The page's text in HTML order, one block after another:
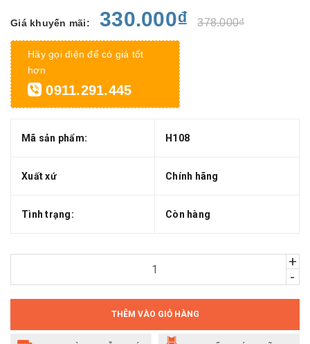
Giá khuyến mãi: 330.000₫ 378.000₫
Hãy gọi điện để có giá tốt
hơn
0911.291.445
Mã sản phẩm: H108
Xuất xứ Chính hãng
Tình trạng: Còn hàng
+
-
THÊM VÀO GIỎ HÀNG